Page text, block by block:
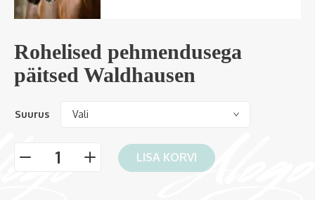
Rohelised pehmendusega
päitsed Waldhausen
Suurus
- + LISA KORVI